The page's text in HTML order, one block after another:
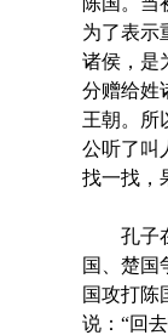
为了表示
诸侯，是
分赠给姓
王朝。所
公听了叫
找一找，
孔子在
国、楚国
国攻打陈
说：“回